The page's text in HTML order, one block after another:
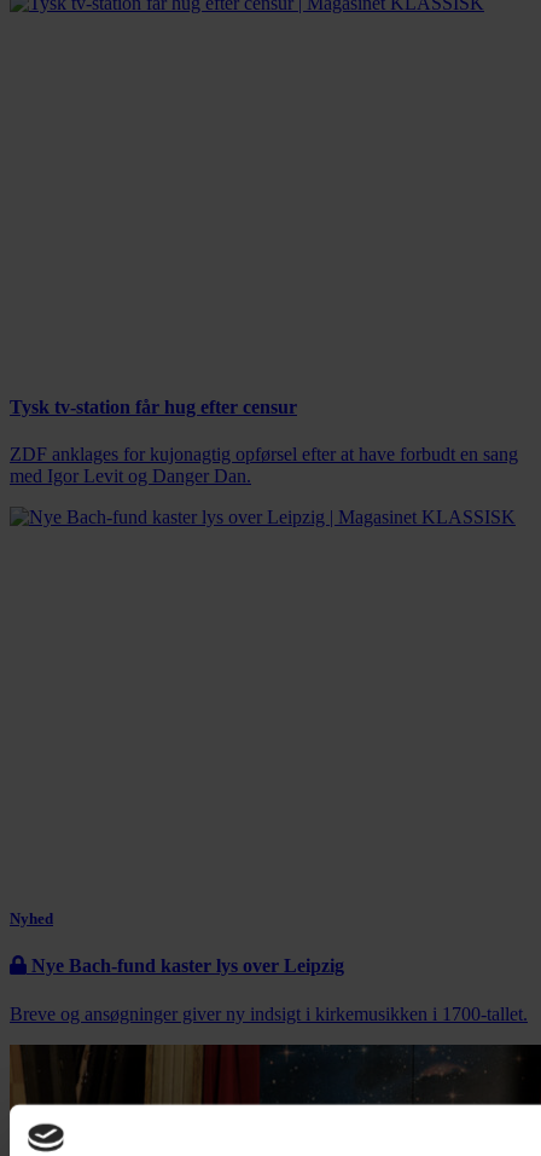
Tysk tv-station får hug efter censur
ZDF anklages for kujonagtig opførsel efter at have forbudt en sang
med Igor Levit og Danger Dan.
Nyhed
Nye Bach-fund kaster lys over Leipzig
Breve og ansøgninger giver ny indsigt i kirkemusikken i 1700-tallet.